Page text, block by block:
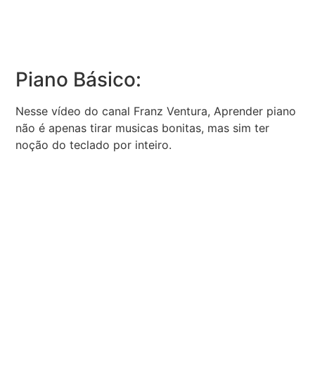
Piano Básico:
Nesse vídeo do canal Franz Ventura, Aprender piano
não é apenas tirar musicas bonitas, mas sim ter
noção do teclado por inteiro.